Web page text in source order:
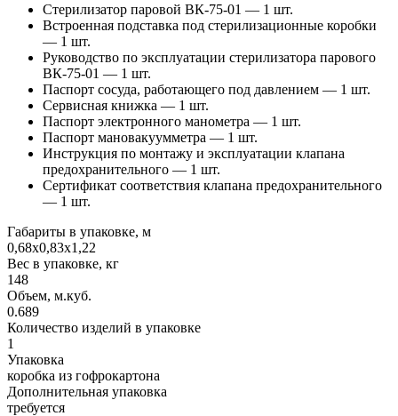
Стерилизатор паровой ВК-75-01 — 1 шт.
Встроенная подставка под стерилизационные коробки
— 1 шт.
Руководство по эксплуатации стерилизатора парового
ВК-75-01 — 1 шт.
Паспорт сосуда, работающего под давлением — 1 шт.
Сервисная книжка — 1 шт.
Паспорт электронного манометра — 1 шт.
Паспорт мановакуумметра — 1 шт.
Инструкция по монтажу и эксплуатации клапана
предохранительного — 1 шт.
Сертификат соответствия клапана предохранительного
— 1 шт.
Габариты в упаковке, м
0,68х0,83х1,22
Вес в упаковке, кг
148
Объем, м.куб.
0.689
Количество изделий в упаковке
1
Упаковка
коробка из гофрокартона
Дополнительная упаковка
требуется